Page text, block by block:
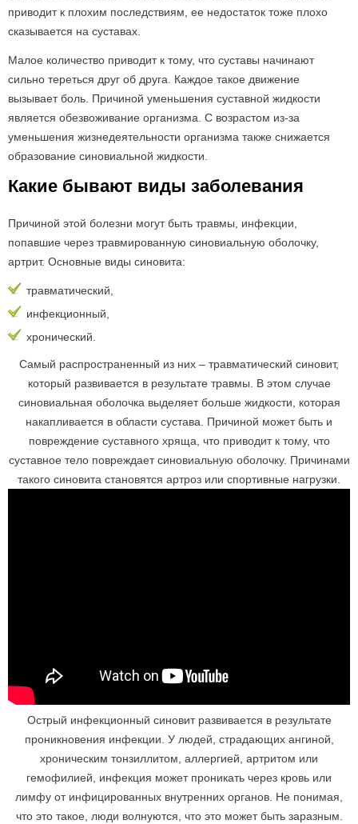
приводит к плохим последствиям, ее недостаток тоже плохо
сказывается на суставах.
Малое количество приводит к тому, что суставы начинают
сильно тереться друг об друга. Каждое такое движение
вызывает боль. Причиной уменьшения суставной жидкости
является обезвоживание организма. С возрастом из-за
уменьшения жизнедеятельности организма также снижается
образование синовиальной жидкости.
Какие бывают виды заболевания
Причиной этой болезни могут быть травмы, инфекции,
попавшие через травмированную синовиальную оболочку,
артрит. Основные виды синовита:
травматический,
инфекционный,
хронический.
Самый распространенный из них – травматический синовит,
который развивается в результате травмы. В этом случае
синовиальная оболочка выделяет больше жидкости, которая
накапливается в области сустава. Причиной может быть и
повреждение суставного хряща, что приводит к тому, что
суставное тело повреждает синовиальную оболочку. Причинами
такого синовита становятся артроз или спортивные нагрузки.
Острый инфекционный синовит развивается в результате
проникновения инфекции. У людей, страдающих ангиной,
хроническим тонзиллитом, аллергией, артритом или
гемофилией, инфекция может проникать через кровь или
лимфу от инфицированных внутренних органов. Не понимая,
что это такое, люди волнуются, что это может быть заразным.